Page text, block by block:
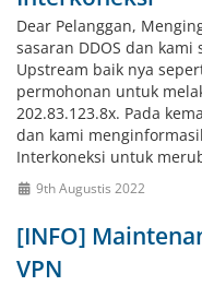
Dear Pelanggan,
sasaran DDOS dan
Upstream baik nya
permohonan untuk
202.83.123.8x. Pada
dan kami
Interkoneksi untuk
9th Augustis 2022
[INFO]
VPN